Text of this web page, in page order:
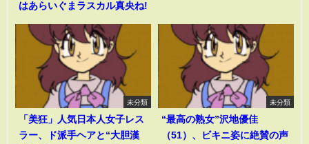
はあらいぐまラスカル真央ね!
未分類
「美狂」人気日本人女子レス
ラー、ド派手ヘアと“大胆漢
未分類
“最高の熟女”沢地優佳
（51）、ビキニ姿に絶賛の声